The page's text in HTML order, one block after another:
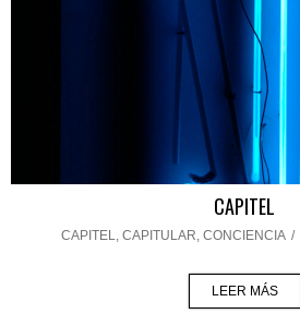
CAPITEL
CAPITEL CAPITULAR CONCIENCIA /
LEER MÁS